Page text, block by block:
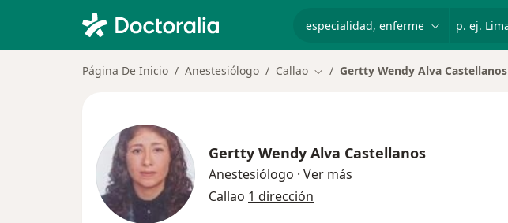
Página De Inicio Anestesiólogo Callao Cambiar de ciudad
Gertty Wendy Alva Castellanos
Gertty Wendy Alva Castellanos
Anestesiólogo · Ver más
Callao 1 dirección